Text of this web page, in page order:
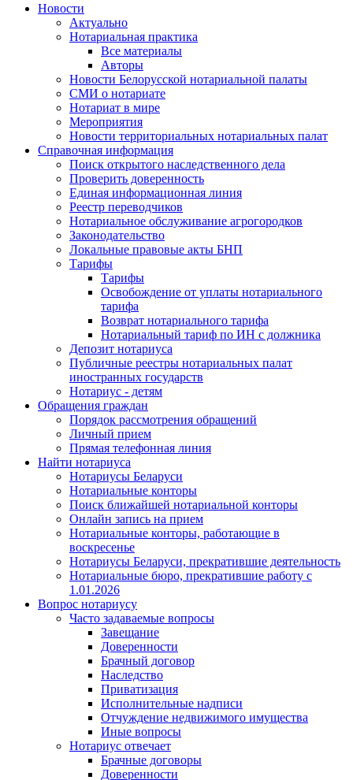
Новости
Актуально
Нотариальная практика
Все материалы
Авторы
Новости Белорусской нотариальной палаты
СМИ о нотариате
Нотариат в мире
Мероприятия
Новости территориальных нотариальных палат
Справочная информация
Поиск открытого наследственного дела
Проверить доверенность
Единая информационная линия
Реестр переводчиков
Нотариальное обслуживание агрогородков
Законодательство
Локальные правовые акты БНП
Тарифы
Тарифы
Освобождение от уплаты нотариального
тарифа
Возврат нотариального тарифа
Нотариальный тариф по ИН с должника
Депозит нотариуса
Публичные реестры нотариальных палат
иностранных государств
Нотариус - детям
Обращения граждан
Порядок рассмотрения обращений
Личный прием
Прямая телефонная линия
Найти нотариуса
Нотариусы Беларуси
Нотариальные конторы
Поиск ближайшей нотариальной конторы
Онлайн запись на прием
Нотариальные конторы, работающие в
воскресенье
Нотариусы Беларуси, прекратившие деятельность
Нотариальные бюро, прекратившие работу с
1.01.2026
Вопрос нотариусу
Часто задаваемые вопросы
Завещание
Доверенности
Брачный договор
Наследство
Приватизация
Исполнительные надписи
Отчуждение недвижимого имущества
Иные вопросы
Нотариус отвечает
Брачные договоры
Доверенности